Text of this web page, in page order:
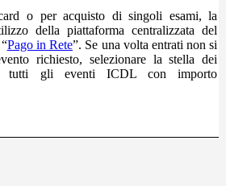
o per acquisto di singoli esami, la
della piattaforma centralizzata del
Pago in Rete”. Se una volta entrati non si
richiesto, selezionare la stella dei
tutti gli eventi ICDL con importo